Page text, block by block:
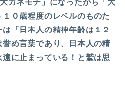
ガネモチ」になったから「大
０歳程度のレベルのものた
「日本人の精神年齢は１２
め言葉であり、日本人の精
に止まっている！と鷲は思